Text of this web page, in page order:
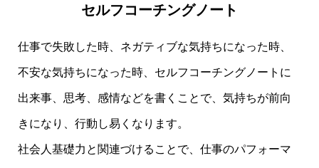
セルフコーチングノート
仕事で失敗した時、ネガティブな気持ちになった時、
不安な気持ちになった時、セルフコーチングノートに
出来事、思考、感情などを書くことで、気持ちが前向
きになり、⾏動し易くなります。
社会⼈基礎⼒と関連づけることで、仕事のパフォーマ